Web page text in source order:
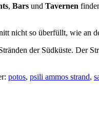
, Bars und Tavernen
nicht so überfüllt, wie an
der Südküste. Der
potos, psili ammos strand,